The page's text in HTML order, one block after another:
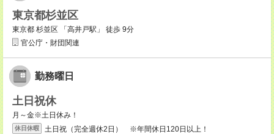
東京都杉並区
東京都 杉並区 「高井戸駅」 徒歩 9分
官公庁・財団関連
勤務曜日
土日祝休
月～金※土日休み！
休日休暇 土日祝（完全週休2日） ※年間休日120日以上！